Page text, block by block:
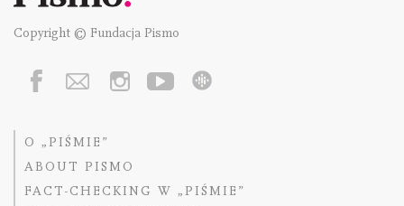
Copyright © Fundacja Pismo
O „PIŚMIE”
ABOUT PISMO
FACT-CHECKING W „PIŚMIE”